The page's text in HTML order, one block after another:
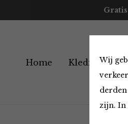
Wij
zijn. In
Home Kleding